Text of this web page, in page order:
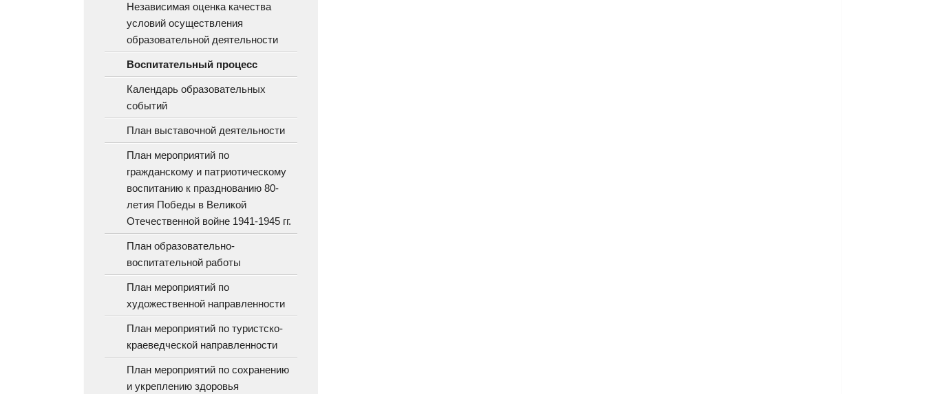
Независимая оценка качества
условий осуществления
образовательной деятельности
Воспитательный процесс
Календарь образовательных
событий
План выставочной деятельности
План мероприятий по
гражданскому и патриотическому
воспитанию к празднованию 80-
летия Победы в Великой
Отечественной войне 1941-1945 гг.
План образовательно-
воспитательной работы
План мероприятий по
художественной направленности
План мероприятий по туристско-
краеведческой направленности
План мероприятий по сохранению
и укреплению здоровья